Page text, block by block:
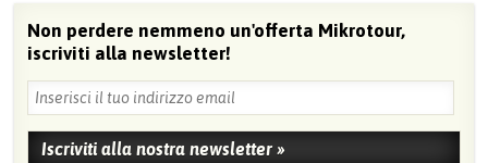
Non perdere nemmeno un'offerta Mikrotour,
iscriviti alla newsletter!